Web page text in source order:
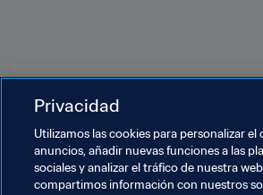
Temas relacionados
Medicina Grupo de Estudio
Arbitraje Organización
Privacidad
Utilizamos las cookies para personalizar
anuncios, añadir nuevas funciones a las
sociales y analizar el tráfico de nuestra
compartimos información con nuestros